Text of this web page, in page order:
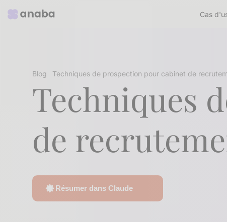
Cas
Blog Techniques de prospection pour cabinet de
Techniques
de
Résumer dans Claude